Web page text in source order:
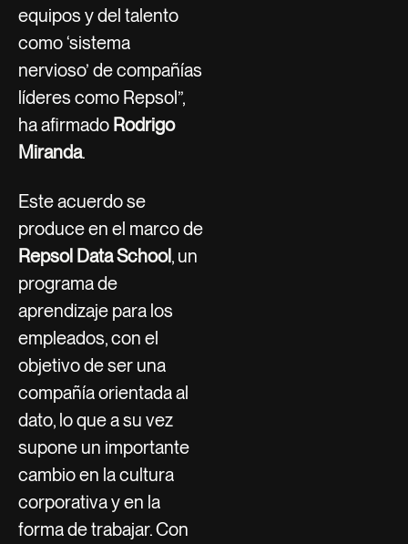
equipos y del talento
como ‘sistema
nervioso’ de compañías
líderes como Repsol”,
ha afirmado Rodrigo
Miranda.
Este acuerdo se
produce en el marco de
Repsol Data School, un
programa de
aprendizaje para los
empleados, con el
objetivo de ser una
compañía orientada al
dato, lo que a su vez
supone un importante
cambio en la cultura
corporativa y en la
forma de trabajar. Con